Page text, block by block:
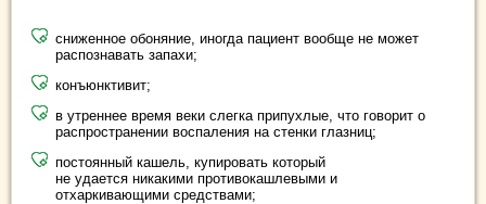
сниженное обоняние, иногда пациент вообще не может
распознавать запахи;
конъюнктивит;
в утреннее время веки слегка припухлые, что говорит о
распространении воспаления на стенки глазниц;
постоянный кашель, купировать который
не удается никакими противокашлевыми и
отхаркивающими средствами;